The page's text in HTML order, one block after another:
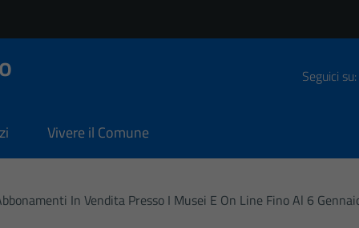
Seguici su:
Vivere il Comune
In Vendita Presso I Musei E On Line Fino Al 6